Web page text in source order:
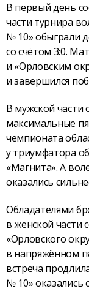
В первый день
части турнира
№ 10» обыграли
со счётом 3:0.
и «Орловским
и завершился
В мужской части
максимальные
чемпионата
у триумфатора
«Магнита». А
оказались
Обладателями
в женской части
«Орловского
в напряжённом
встреча
№ 10» оказались